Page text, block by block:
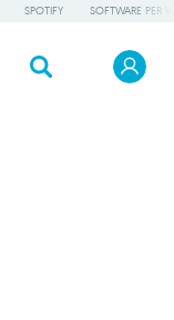
SPOTIFY SOFTWARE PER